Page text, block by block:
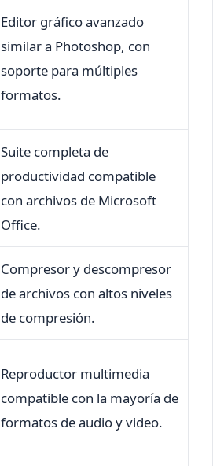
Editor gráfico avanzado
similar a Photoshop, con
soporte para múltiples
formatos.
Suite completa de
productividad compatible
con archivos de Microsoft
Office.
Compresor y descompresor
de archivos con altos niveles
de compresión.
Reproductor multimedia
compatible con la mayoría de
formatos de audio y video.